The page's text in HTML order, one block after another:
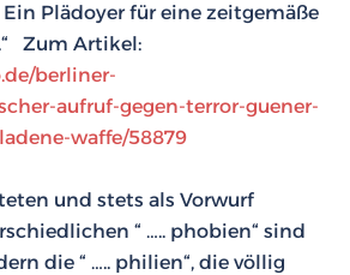
Plädoyer für eine zeitgemäße
Zum Artikel:
berliner-
aufruf-gegen-terror-guener-
waffe/58879
und stets als Vorwurf
“ ….. phobien“ sind
die “ ….. philien“, die völlig